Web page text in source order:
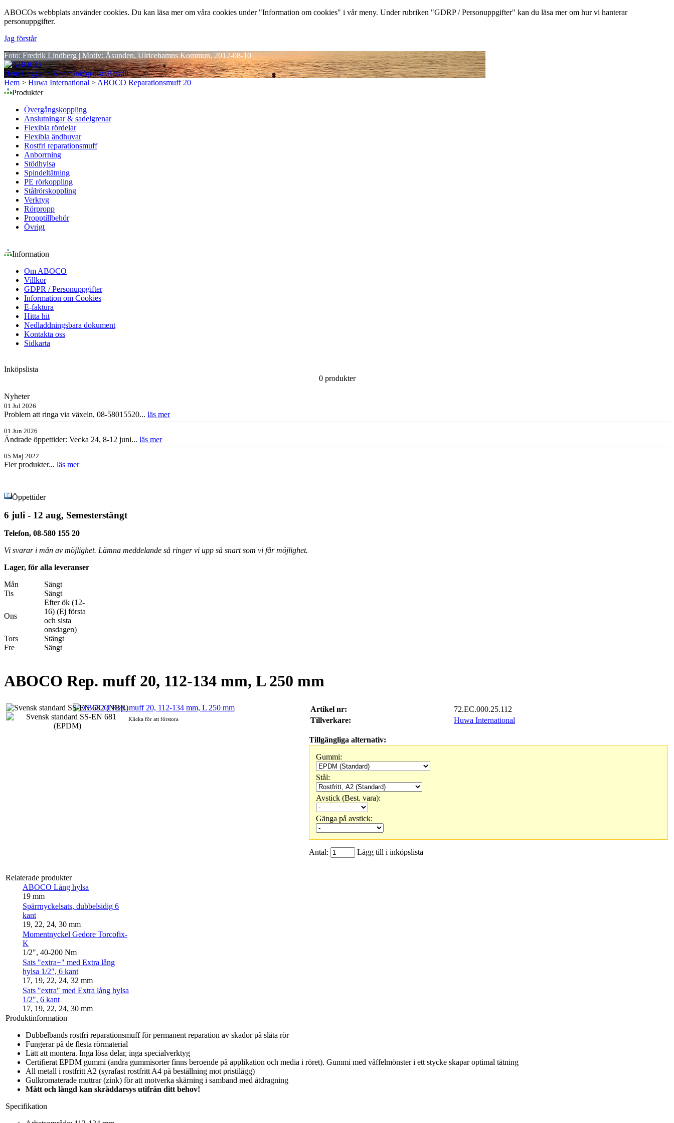
ABOCOs webbplats använder cookies. Du kan läsa mer om våra cookies under "Information om cookies" i vår meny. Under rubriken "GDRP / Personuppgifter" kan du läsa mer om hur vi hanterar
personuppgifter.
Jag förstår
Foto: Fredrik Lindberg | Motiv: Åsunden, Ulricehamns Kommun, 2012-08-10
Hem Logga In KontoInköpslistaBeställ
Hem > Huwa International > ABOCO Reparationsmuff 20
Produkter
Övergångskoppling
Anslutningar & sadelgrenar
Flexibla rördelar
Flexibla ändhuvar
Rostfri reparationsmuff
Anborrning
Stödhylsa
Spindeltätning
PE rörkoppling
Stålrörskoppling
Verktyg
Rörpropp
Propptillbehör
Övrigt
Information
Om ABOCO
Villkor
GDPR / Personuppgifter
Information om Cookies
E-faktura
Hitta hit
Nedladdningsbara dokument
Kontakta oss
Sidkarta
Inköpslista
0 produkter
Nyheter
01 Jul 2026
Problem att ringa via växeln, 08-58015520... läs mer
01 Jun 2026
Ändrade öppettider: Vecka 24, 8-12 juni... läs mer
05 Maj 2022
Fler produkter... läs mer
Öppettider
6 juli - 12 aug, Semesterstängt
Telefon, 08-580 155 20
Vi svarar i mån av möjlighet. Lämna meddelande så ringer vi upp så snart som vi får möjlighet.
Lager, för alla leveranser
Mån
Sängt
Tis
Sängt
Ons
Efter ök (12-
16) (Ej första
och sista
onsdagen)
Tors
Stängt
Fre
Sängt
ABOCO Rep. muff 20, 112-134 mm, L 250 mm
Klicka för att förstora
Artikel nr:
72.EC.000.25.112
Tillverkare:
Huwa International
Tillgängliga alternativ:
Gummi:
Stål:
Avstick (Best. vara):
Gänga på avstick:
Antal: Lägg till i inköpslista
Relaterade produkter
ABOCO Lång hylsa
19 mm
Spärrnyckelsats, dubbelsidig 6
kant
19, 22, 24, 30 mm
Momentnyckel Gedore Torcofix-
K
1/2", 40-200 Nm
Sats "extra+" med Extra lång
hylsa 1/2", 6 kant
17, 19, 22, 24, 32 mm
Sats "extra" med Extra lång hylsa
1/2", 6 kant
17, 19, 22, 24, 30 mm
Produktinformation
Dubbelbands rostfri reparationsmuff för permanent reparation av skador på släta rör
Fungerar på de flesta rörmaterial
Lätt att montera. Inga lösa delar, inga specialverktyg
Certifierat EPDM gummi (andra gummisorter finns beroende på applikation och media i röret). Gummi med våffelmönster i ett stycke skapar optimal tätning
All metall i rostfritt A2 (syrafast rostfritt A4 på beställning mot pristilägg)
Gulkromaterade muttrar (zink) för att motverka skärning i samband med åtdragning
Mått och längd kan skräddarsys utifrån ditt behov!
Specifikation